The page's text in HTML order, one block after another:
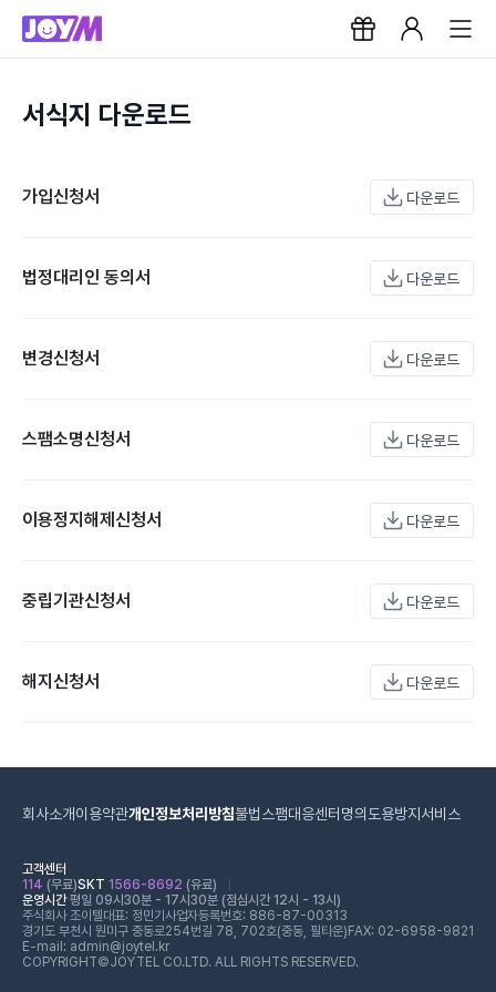
서식지 다운로드
가입신청서 다운로드
법정대리인 동의서 다운로드
변경신청서 다운로드
스팸소명신청서 다운로드
이용정지해제신청서 다운로드
중립기관신청서 다운로드
해지신청서 다운로드
회사소개이용약관개인정보처리방침불법스팸대응센터 명의도용방지서비스
고객센터
114 (무료)SKT 1566-8692 (유료)
운영시간평일 09시30분 - 17시30분 (점심시간 12시 - 13시)
주식회사 조이텔대표: 정민기 사업자등록번호: 886-87-00313
경기도 부천시 원미구 중동로254번길 78, 702호(중동, 필타운) FAX: 02-6958-9821
E-mail: admin@joytel.kr
COPYRIGHT©JOYTEL CO.LTD. ALL RIGHTS RESERVED.